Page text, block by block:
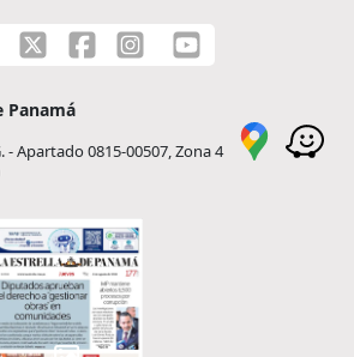
Panamá
- Apartado 0815-00507, Zona 4